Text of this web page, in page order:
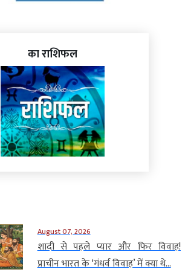
का राशिफल
August 07, 2026
शादी से पहले प्यार और फिर विवाह!
प्राचीन भारत के ‘गंधर्व विवाह’ में क्या थे...